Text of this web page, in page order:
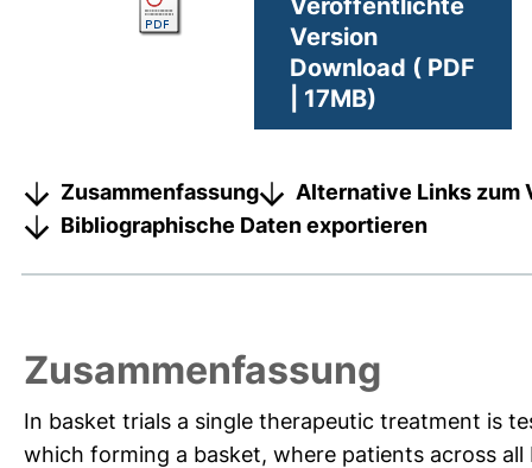
Version
Download ( PDF
| 17MB)
Zusammenfassung
Alternative Links zum
Bibliographische Daten exportieren
Zusammenfassung
In basket trials a single therapeutic treatment is
which forming a basket, where patients across